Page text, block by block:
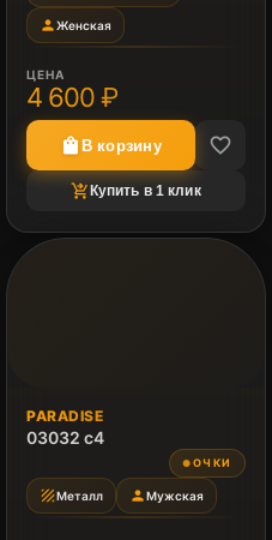
personЖенская
ЦЕНА
4 600 ₽
shopping_bag В корзину favorite_border
shopping_cart_checkout Купить в 1 клик
PARADISE
03032 c4
● ОЧКИ
textureМеталл personМужская